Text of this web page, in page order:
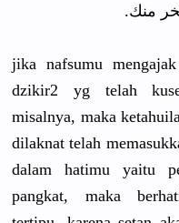
منك.
jika nafsumu
dzikir2 yg telah
misalnya, maka
dilaknat telah
dalam hatimu yaitu
pangkat, maka